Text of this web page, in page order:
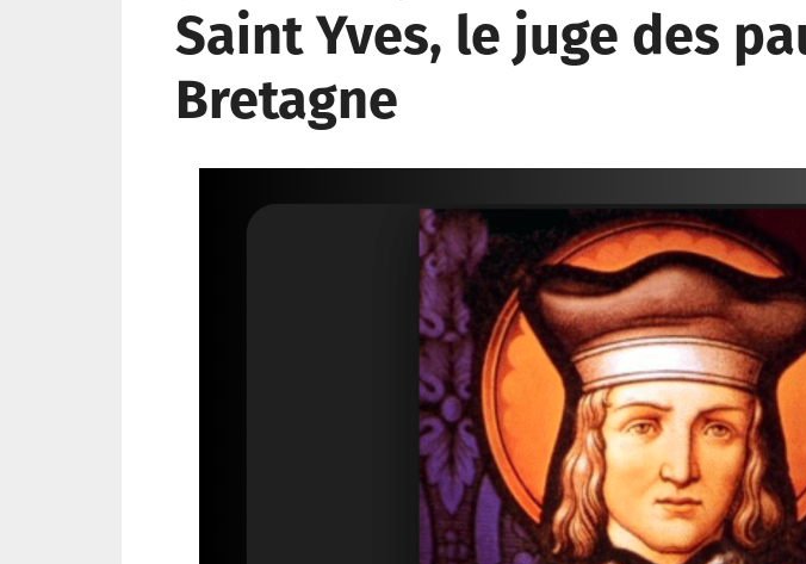
Saint Yves, le juge des
Bretagne